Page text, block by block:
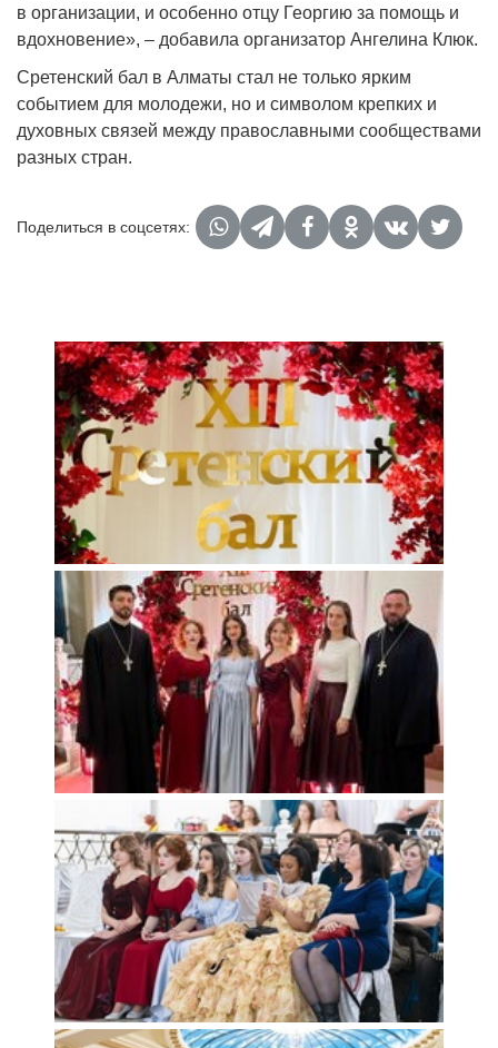
в организации, и особенно отцу Георгию за помощь и
вдохновение», – добавила организатор Ангелина Клюк.
Сретенский бал в Алматы стал не только ярким
событием для молодежи, но и символом крепких и
духовных связей между православными сообществами
разных стран.
Поделиться в соцсетях: